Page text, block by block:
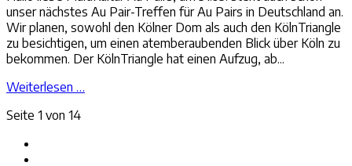
unser nächstes Au Pair-Treffen für Au Pairs in Deutschland an.
Wir planen, sowohl den Kölner Dom als auch den KölnTriangle
zu besichtigen, um einen atemberaubenden Blick über Köln zu
bekommen. Der KölnTriangle hat einen Aufzug, ab...
Weiterlesen …
Seite 1 von 14